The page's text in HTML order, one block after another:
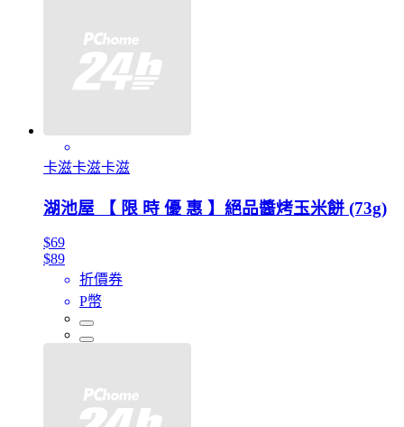
卡滋卡滋卡滋
湖池屋 【 限 時 優 惠 】絕品醬烤玉米餅 (73g)
$69
$89
折價券
P幣